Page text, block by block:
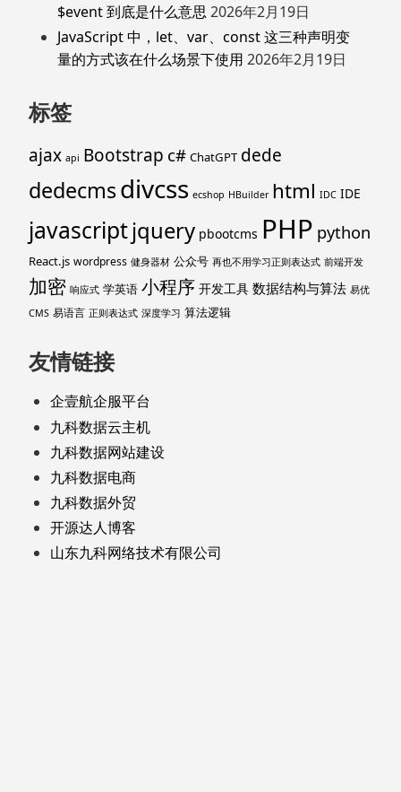
$event 到底是什么意思 2026年2月19日
JavaScript 中，let、var、const 这三种声明变
量的方式该在什么场景下使用 2026年2月19日
标签
ajax api Bootstrap c# ChatGPT dede
dedecmsdivcss ecshop HBuilder html IDC IDE
javascriptjquery pbootcms PHP python
React.js wordpress 健身器材 公众号 再也不用学习正则表达式 前端开发
加密 响应式 学英语 小程序 开发工具 数据结构与算法 易优
CMS 易语言 正则表达式 深度学习 算法逻辑
友情链接
企壹航企服平台
九科数据云主机
九科数据网站建设
九科数据电商
九科数据外贸
开源达人博客
山东九科网络技术有限公司